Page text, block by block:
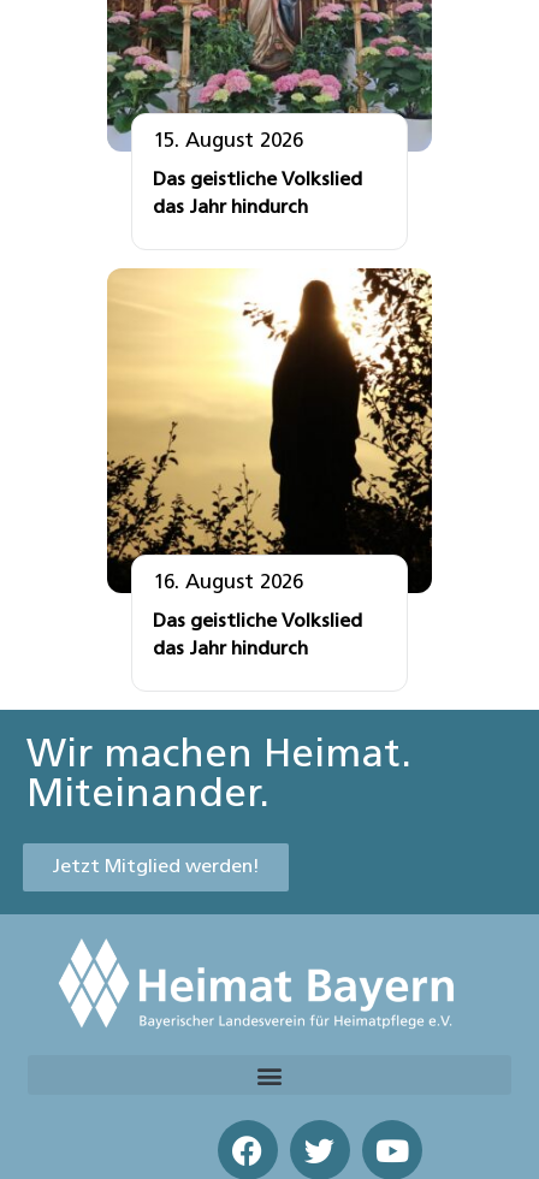
15. August 2026
Das geistliche Volkslied
das Jahr hindurch
16. August 2026
Das geistliche Volkslied
das Jahr hindurch
Wir machen Heimat.
Miteinander.
Jetzt Mitglied werden!